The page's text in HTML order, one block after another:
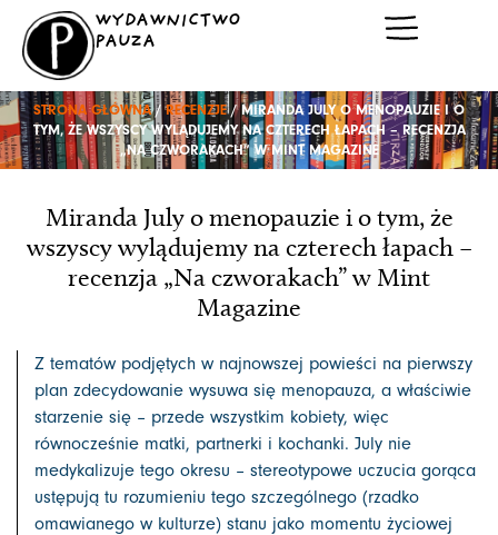
Przejdź
treści
WYDAWNICTWO
PAUZA
STRONA GŁÓWNA/RECENZJE/ MIRANDA JULY O MENOPAUZIE I O
TYM, ŻE WSZYSCY WYLĄDUJEMY NA CZTERECH ŁAPACH – RECENZJA
„NA CZWORAKACH” W MINT MAGAZINE
Miranda July o menopauzie i o tym, że
wszyscy wylądujemy na czterech łapach –
recenzja „Na czworakach” w Mint
Magazine
Z tematów podjętych w najnowszej powieści na pierwszy
plan zdecydowanie wysuwa się menopauza, a właściwie
starzenie się – przede wszystkim kobiety, więc
równocześnie matki, partnerki i kochanki. July nie
medykalizuje tego okresu – stereotypowe uczucia gorąca
ustępują tu rozumieniu tego szczególnego (rzadko
omawianego w kulturze) stanu jako momentu życiowej